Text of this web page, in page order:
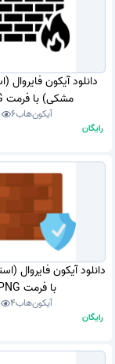
دانلود آیکون فایروال
مشکی) با فرمت PNG
آیکون‌هاب6
رایگان
دانلود آیکون فایروال
با فرمت PNG
آیکون‌هاب4
رایگان